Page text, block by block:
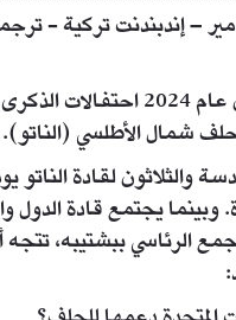
– إندبندنت تركية -
استضافت واشنطن عام 2024
شمال الأطلسي (الناتو).
وبينما يجتمع قادة الدول
الـ32 في المجمع الرئاسي ببشتيبه،